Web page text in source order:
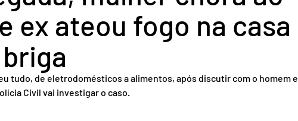
Meio Ambiente
Entretenimento
ex ateou fogo na casa
tudo, de eletrodomésticos a alimentos, após discutir com o homem e
Civil vai investigar o caso.